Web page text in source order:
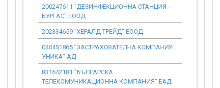
200247611 "ДЕЗИНФЕКЦИОННА СТАНЦИЯ -
БУРГАС" ЕООД
202334659 "ХЕРАЛД ТРЕЙД" ЕООД
040451865 "ЗАСТРАХОВАТЕЛНА КОМПАНИЯ
УНИКА" АД
831642181 "БЪЛГАРСКА
ТЕЛЕКОМУНИКАЦИОННА КОМПАНИЯ" ЕАД